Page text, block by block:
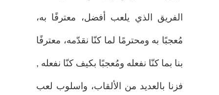
الفريق الذي يلعب أفضل، معترفًا به،
مُعجبًا به ومحترمًا لما كنّا نقدّمه، معترفًا
بنا بما كنّا نفعله ومُعجبًا بكيف كنّا نفعله ,
فزنا بالعديد من الألقاب، واسلوب لعب